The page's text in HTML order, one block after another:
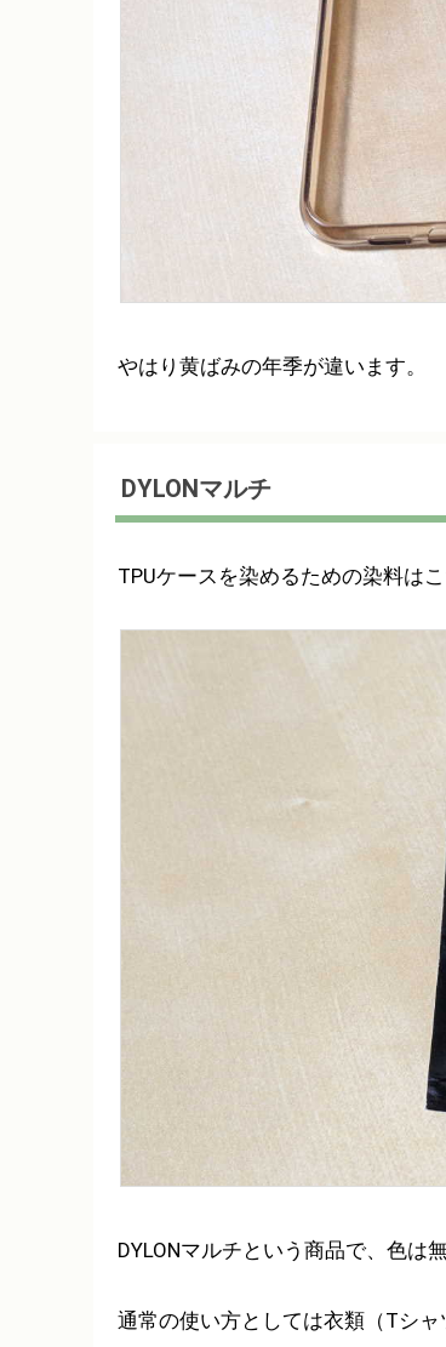
やはり黄ばみの年季が違います。
DYLONマルチ
TPUケースを染めるための染料はこ
DYLONマルチという商品で、色は
通常の使い方としては衣類（Tシ